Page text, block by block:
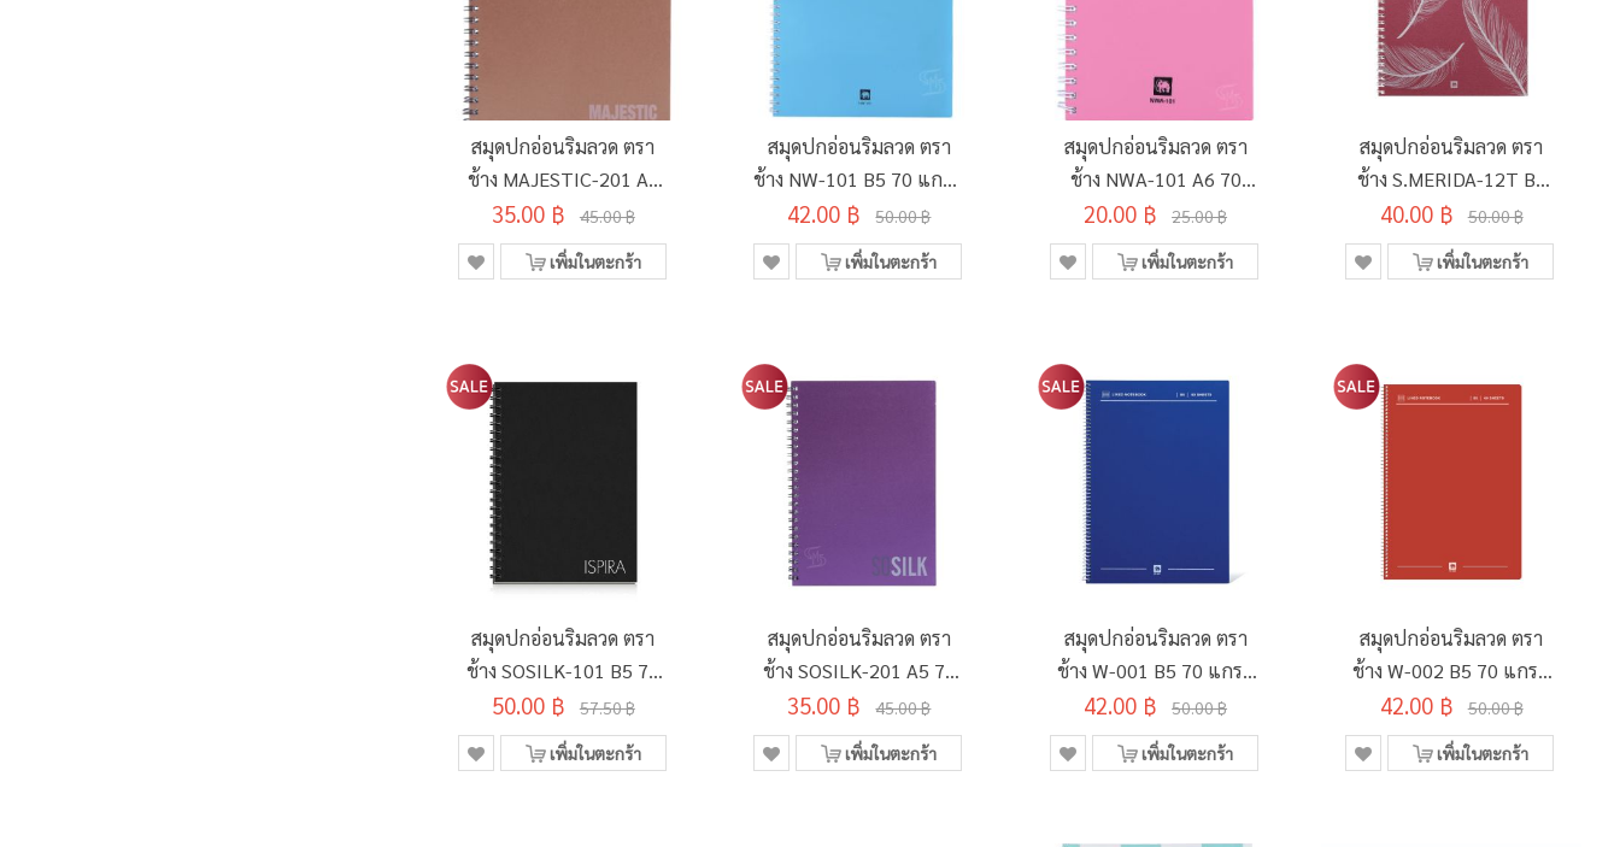
สมุดปกอ่อนริมลวด ตรา
ช้าง MAJESTIC-201 A5
70 แกรม 60 แผ่น คละสี
35.00 ฿ 45.00 ฿
เพิ่มในตะกร้า
สมุดปกอ่อนริมลวด ตรา
ช้าง NW-101 B5 70 แกรม
60 แผ่น
42.00 ฿ 50.00 ฿
เพิ่มในตะกร้า
สมุดปกอ่อนริมลวด ตรา
ช้าง NWA-101 A6 70
แกรม 50 แผ่น
20.00 ฿ 25.00 ฿
เพิ่มในตะกร้า
สมุดปกอ่อนริมลวด ตรา
ช้าง S.MERIDA-12T B5
70 แกรม 60 แผ่น
40.00 ฿ 50.00 ฿
เพิ่มในตะกร้า
สมุดปกอ่อนริมลวด ตรา
ช้าง SOSILK-101 B5 70
แกรม 60 แผ่น คละสี
50.00 ฿ 57.50 ฿
เพิ่มในตะกร้า
สมุดปกอ่อนริมลวด ตรา
ช้าง SOSILK-201 A5 70
แกรม 60 แผ่น คละสี
35.00 ฿ 45.00 ฿
เพิ่มในตะกร้า
สมุดปกอ่อนริมลวด ตรา
ช้าง W-001 B5 70 แกรม
60 แผ่น สีน้ำเงิน
42.00 ฿ 50.00 ฿
เพิ่มในตะกร้า
สมุดปกอ่อนริมลวด ตรา
ช้าง W-002 B5 70 แกรม
60 แผ่น สีแดง
42.00 ฿ 50.00 ฿
เพิ่มในตะกร้า